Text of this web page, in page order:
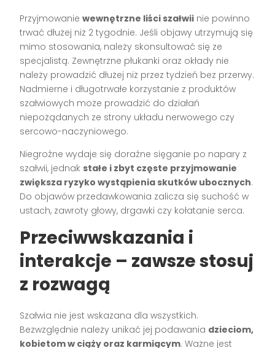
Przyjmowaniewewnętrzne liści szałwii nie powinno
trwać dłużej niż 2 tygodnie. Jeśli objawy utrzymują się
mimo stosowania, należy skonsultować się ze
specjalistą. Zewnętrzne płukanki oraz okłady nie
należy prowadzić dłużej niż przez tydzień bez przerwy.
Nadmierne i długotrwałe korzystanie z produktów
szałwiowych może prowadzić do działań
niepożądanych ze strony układu nerwowego czy
sercowo-naczyniowego.
Niegroźne wydaje się doraźne sięganie po napary z
szałwii, jednak stałe i zbyt częste przyjmowanie
zwiększa ryzyko wystąpienia skutków ubocznych.
Do objawów przedawkowania zalicza się suchość w
ustach, zawroty głowy, drgawki czy kołatanie serca.
Przeciwwskazania i
interakcje – zawsze stosuj
z rozwagą
Szałwia nie jest wskazana dla wszystkich.
Bezwzględnie należy unikać jej podawania dzieciom,
kobietom w ciąży oraz karmiącym. Ważne jest